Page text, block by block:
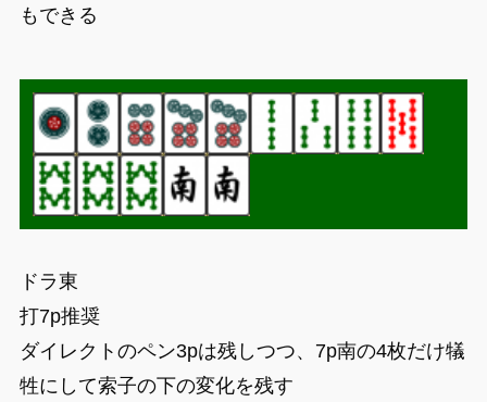
もできる
ドラ東
打7p推奨
ダイレクトのペン3pは残しつつ、7p南の4枚だけ犠
牲にして索子の下の変化を残す